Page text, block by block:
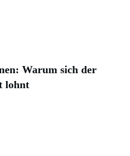
Warum sich der
lohnt